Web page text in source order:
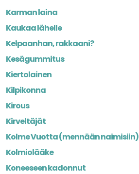
Karman laina
Kaukaa lähelle
Kelpaanhan, rakkaani?
Kesägummitus
Kiertolainen
Kilpikonna
Kirous
Kirveltäjät
Kolme Vuotta (mennään naimisiin)
Kolmiolääke
Koneeseen kadonnut